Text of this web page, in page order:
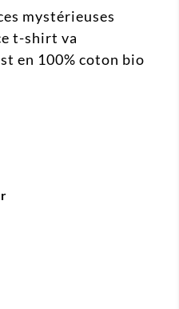
mystérieuses
t-shirt va
en 100% coton bio